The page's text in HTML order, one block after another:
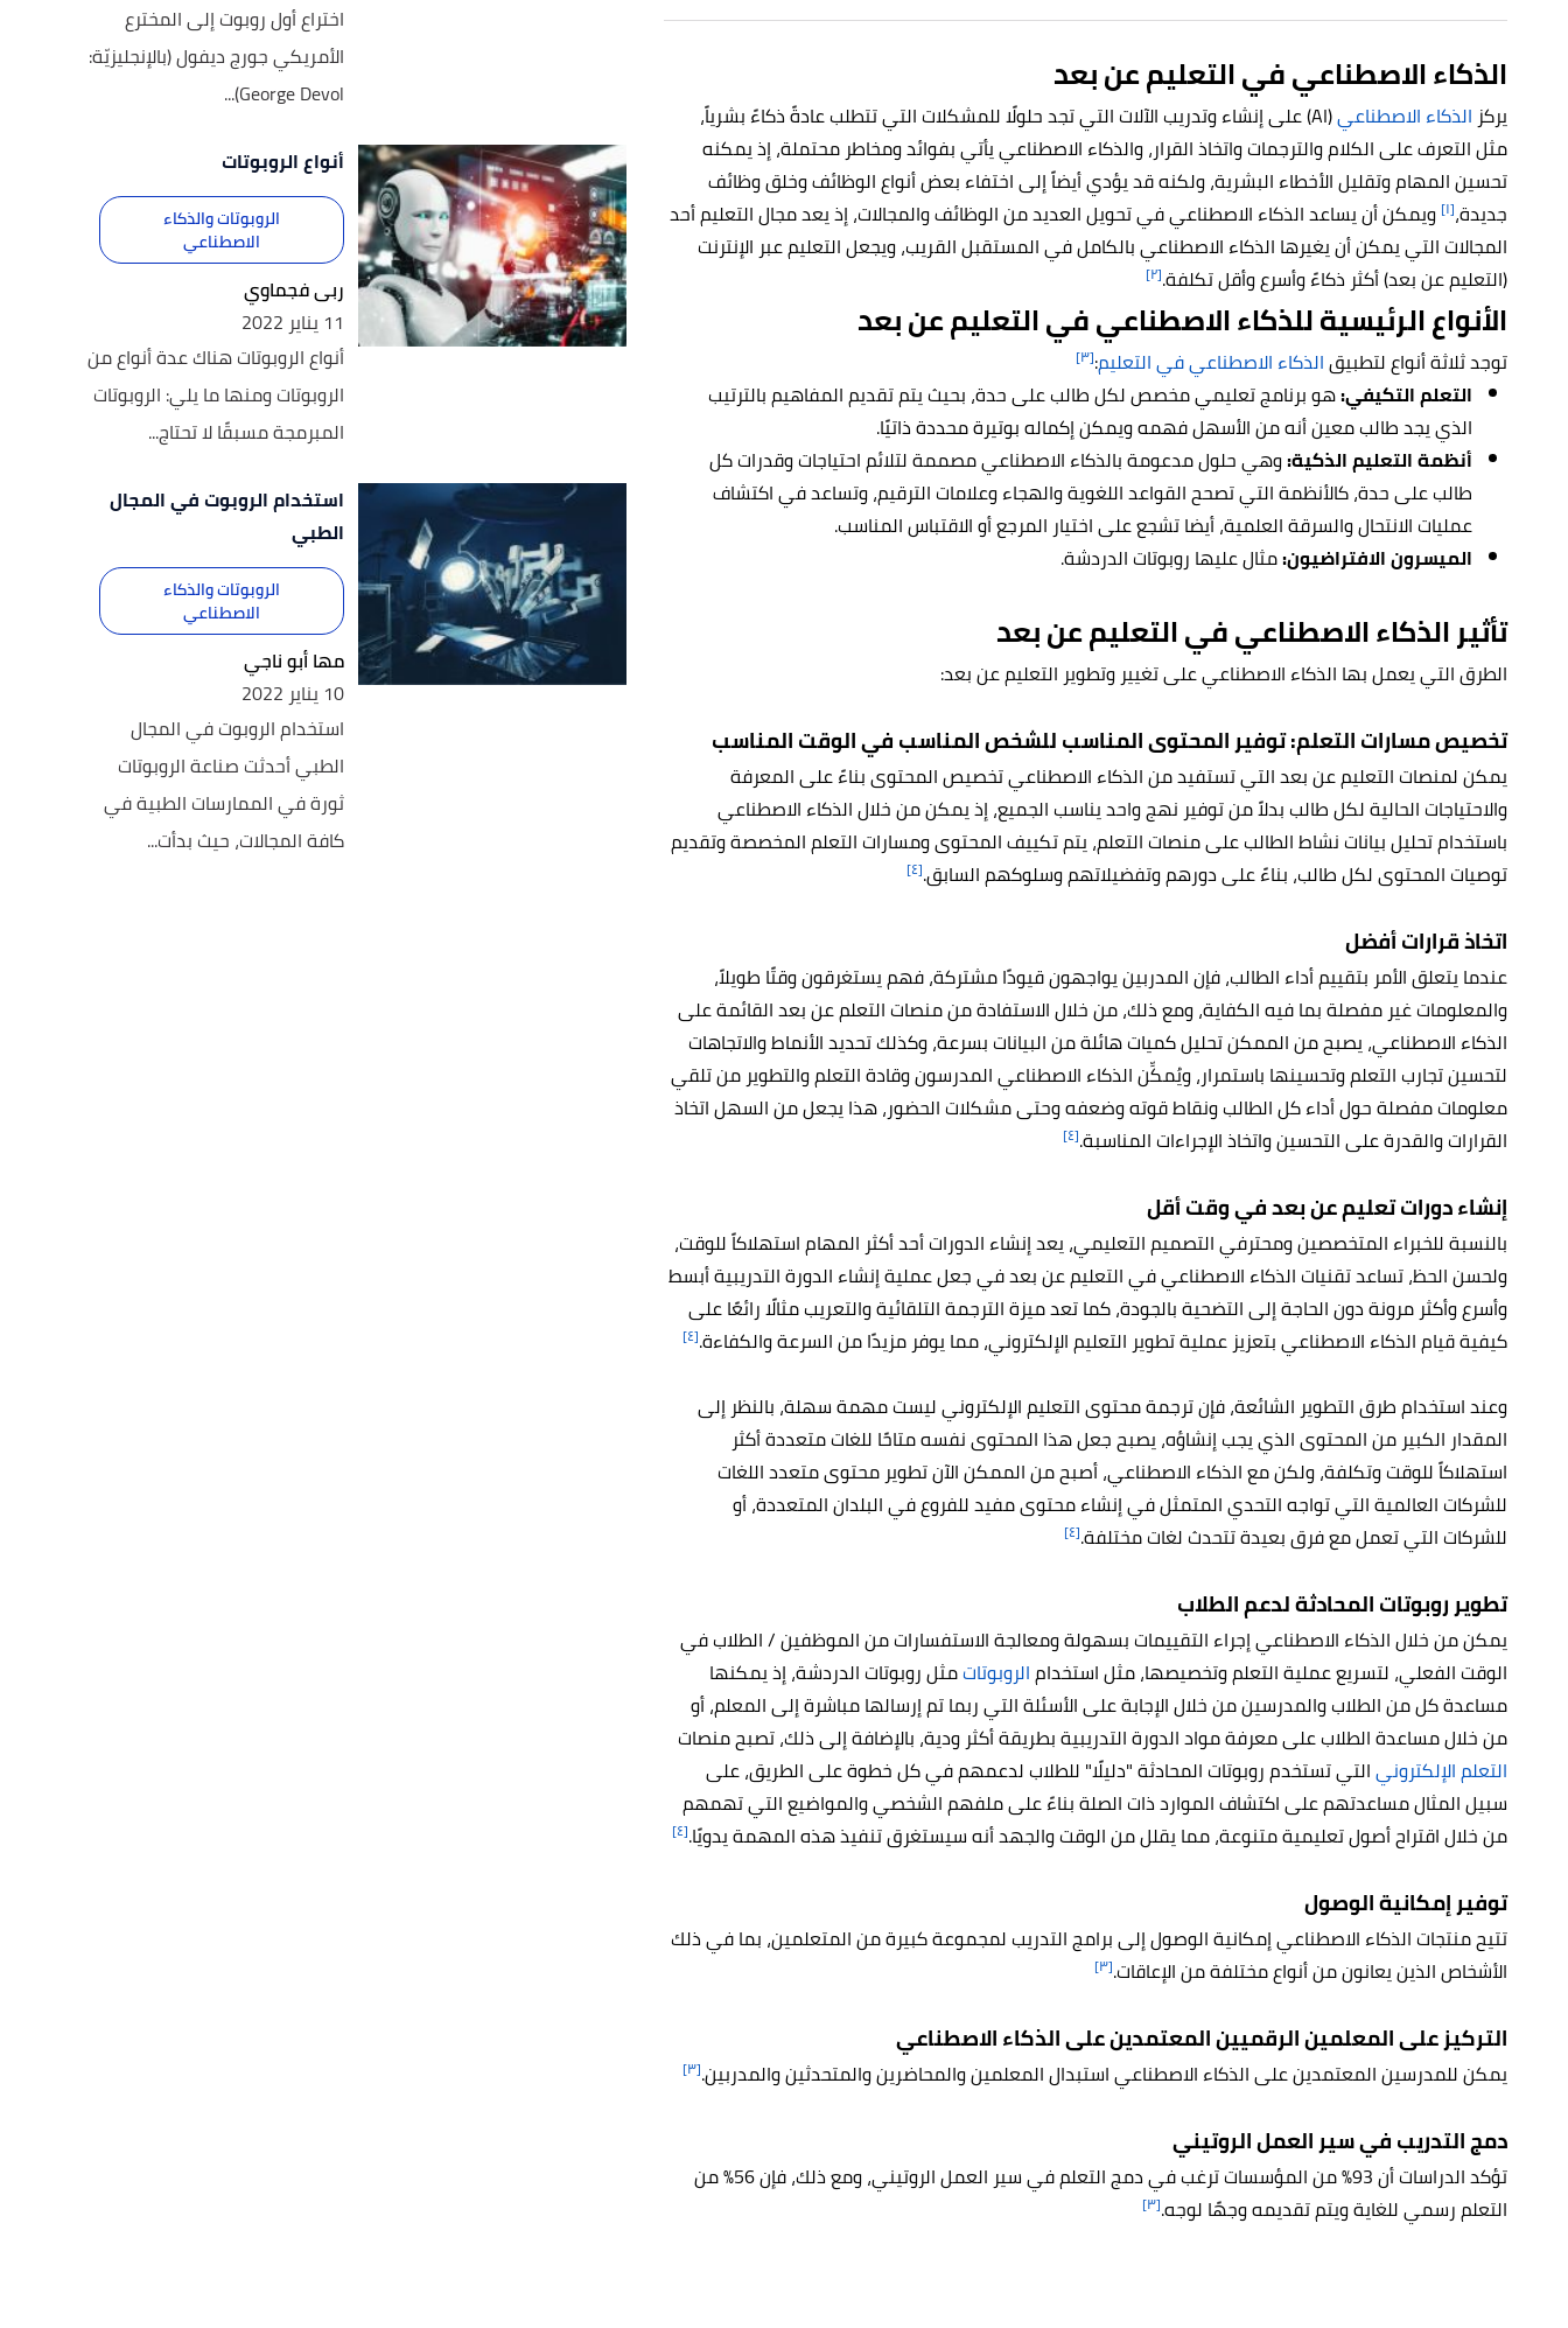
الذكاء الاصطناعي في التعليم عن بعد
يركز الذكاء الاصطناعي
(AI) على إنشاء وتدريب الآلات التي تجد حلولًا للمشكلات التي تتطلب عادةً ذكاءً بشرياً،
مثل التعرف على الكلام والترجمات واتخاذ القرار، والذكاء الاصطناعي يأتي بفوائد ومخاطر محتملة، إذ يمكنه
تحسين المهام وتقليل الأخطاء البشرية، ولكنه قد يؤدي أيضاً إلى اختفاء بعض أنواع الوظائف وخلق وظائف
جديدة،[١] ويمكن أن يساعد الذكاء الاصطناعي في تحويل العديد من الوظائف والمجالات، إذ يعد مجال التعليم أحد
المجالات التي يمكن أن يغيرها الذكاء الاصطناعي بالكامل في المستقبل القريب، ويجعل التعليم عبر الإنترنت
(التعليم عن بعد) أكثر ذكاءً وأسرع وأقل تكلفة.[٢]
الأنواع الرئيسية للذكاء الاصطناعي في التعليم عن بعد
توجد ثلاثة أنواع لتطبيقالذكاء الاصطناعي في التعليم:[٣]
التعلم التكيفي:هو برنامج تعليمي مخصص لكل طالب على حدة، بحيث يتم تقديم المفاهيم بالترتيب
الذي يجد طالب معين أنه من الأسهل فهمه ويمكن إكماله بوتيرة محددة ذاتيًا.
أنظمة التعليم الذكية:وهي حلول مدعومة بالذكاء الاصطناعي مصممة لتلائم احتياجات وقدرات كل
طالب على حدة، كالأنظمة التي تصحح القواعد اللغوية والهجاء وعلامات الترقيم، وتساعد في اكتشاف
عمليات الانتحال والسرقة العلمية، أيضا تشجع على اختيار المرجع أو الاقتباس المناسب.
الميسرون الافتراضيون:مثال عليها روبوتات الدردشة.
تأثير الذكاء الاصطناعي في التعليم عن بعد
الطرق التي يعمل بها الذكاء الاصطناعي على تغيير وتطوير التعليم عن بعد:
تخصيص مسارات التعلم: توفير المحتوى المناسب للشخص المناسب في الوقت المناسب
يمكن لمنصات التعليم عن بعد التي تستفيد من الذكاء الاصطناعي تخصيص المحتوى بناءً على المعرفة
والاحتياجات الحالية لكل طالب بدلاً من توفير نهج واحد يناسب الجميع، إذ يمكن من خلال الذكاء الاصطناعي
باستخدام تحليل بيانات نشاط الطالب على منصات التعلم، يتم تكييف المحتوى ومسارات التعلم المخصصة وتقديم
توصيات المحتوى لكل طالب، بناءً على دورهم وتفضيلاتهم وسلوكهم السابق.[٤]
اتخاذ قرارات أفضل
عندما يتعلق الأمر بتقييم أداء الطالب، فإن المدربين يواجهون قيودًا مشتركة، فهم يستغرقون وقتًا طويلاً،
والمعلومات غير مفصلة بما فيه الكفاية، ومع ذلك، من خلال الاستفادة من منصات التعلم عن بعد القائمة على
الذكاء الاصطناعي، يصبح من الممكن تحليل كميات هائلة من البيانات بسرعة، وكذلك تحديد الأنماط والاتجاهات
لتحسين تجارب التعلم وتحسينها باستمرار، ويُمكِّن الذكاء الاصطناعي المدرسون وقادة التعلم والتطوير من تلقي
معلومات مفصلة حول أداء كل الطالب ونقاط قوته وضعفه وحتى مشكلات الحضور، هذا يجعل من السهل اتخاذ
القرارات والقدرة على التحسين واتخاذ الإجراءات المناسبة.[٤]
إنشاء دورات تعليم عن بعد في وقت أقل
بالنسبة للخبراء المتخصصين ومحترفي التصميم التعليمي، يعد إنشاء الدورات أحد أكثر المهام استهلاكاً للوقت،
ولحسن الحظ، تساعد تقنيات الذكاء الاصطناعي في التعليم عن بعد في جعل عملية إنشاء الدورة التدريبية أبسط
وأسرع وأكثر مرونة دون الحاجة إلى التضحية بالجودة، كما تعد ميزة الترجمة التلقائية والتعريب مثالًا رائعًا على
كيفية قيام الذكاء الاصطناعي بتعزيز عملية تطوير التعليم الإلكتروني، مما يوفر مزيدًا من السرعة والكفاءة.[٤]
وعند استخدام طرق التطوير الشائعة، فإن ترجمة محتوى التعليم الإلكتروني ليست مهمة سهلة، بالنظر إلى
المقدار الكبير من المحتوى الذي يجب إنشاؤه، يصبح جعل هذا المحتوى نفسه متاحًا للغات متعددة أكثر
استهلاكاً للوقت وتكلفة، ولكن مع الذكاء الاصطناعي، أصبح من الممكن الآن تطوير محتوى متعدد اللغات
للشركات العالمية التي تواجه التحدي المتمثل في إنشاء محتوى مفيد للفروع في البلدان المتعددة، أو
للشركات التي تعمل مع فرق بعيدة تتحدث لغات مختلفة.[٤]
تطوير روبوتات المحادثة لدعم الطلاب
يمكن من خلال الذكاء الاصطناعي إجراء التقييمات بسهولة ومعالجة الاستفسارات من الموظفين / الطلاب في
الوقت الفعلي، لتسريع عملية التعلم وتخصيصها، مثل استخدامالروبوتاتمثل روبوتات الدردشة، إذ يمكنها
مساعدة كل من الطلاب والمدرسين من خلال الإجابة على الأسئلة التي ربما تم إرسالها مباشرة إلى المعلم، أو
من خلال مساعدة الطلاب على معرفة مواد الدورة التدريبية بطريقة أكثر ودية، بالإضافة إلى ذلك، تصبح منصات
التعلم الإلكترونيالتي تستخدم روبوتات المحادثة "دليلًا" للطلاب لدعمهم في كل خطوة على الطريق، على
سبيل المثال مساعدتهم على اكتشاف الموارد ذات الصلة بناءً على ملفهم الشخصي والمواضيع التي تهمهم
من خلال اقتراح أصول تعليمية متنوعة، مما يقلل من الوقت والجهد أنه سيستغرق تنفيذ هذه المهمة يدويًا.[٤]
توفير إمكانية الوصول
تتيح منتجات الذكاء الاصطناعي إمكانية الوصول إلى برامج التدريب لمجموعة كبيرة من المتعلمين، بما في ذلك
الأشخاص الذين يعانون من أنواع مختلفة من الإعاقات.[٣]
التركيز على المعلمين الرقميين المعتمدين على الذكاء الاصطناعي
يمكن للمدرسين المعتمدين على الذكاء الاصطناعي استبدال المعلمين والمحاضرين والمتحدثين والمدربين.[٣]
دمج التدريب في سير العمل الروتيني
تؤكد الدراسات أن 93% من المؤسسات ترغب في دمج التعلم في سير العمل الروتيني، ومع ذلك، فإن 56% من
التعلم رسمي للغاية ويتم تقديمه وجهًا لوجه.[٣]
اختراع أول روبوت إلى المخترع
الأمريكي جورج ديفول (بالإنجليزيّة:
George Devol)...
أنواع الروبوتات
الروبوتات والذكاء
الاصطناعي
ربى فجماوي
11 يناير 2022
أنواع الروبوتات هناك عدة أنواع من
الروبوتات ومنها ما يلي: الروبوتات
المبرمجة مسبقًا لا تحتاج...
استخدام الروبوت في المجال
الطبي
الروبوتات والذكاء
الاصطناعي
مها أبو ناجي
10 يناير 2022
استخدام الروبوت في المجال
الطبي أحدثت صناعة الروبوتات
ثورة في الممارسات الطبية في
كافة المجالات، حيث بدأت...